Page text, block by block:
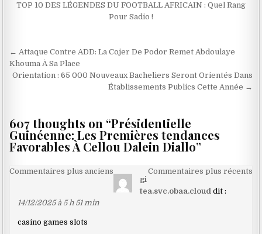
TOP 10 DES LÉGENDES DU FOOTBALL AFRICAIN : Quel Rang
Pour Sadio !
Navigation
de
← Attaque Contre ADD: La Cojer De Podor Remet Abdoulaye
Khouma À Sa Place
Orientation : 65 000 Nouveaux Bacheliers Seront Orientés Dans
Établissements Publics Cette Année →
607 thoughts on “Présidentielle
Guinéenne: Les Premières tendances
Favorables À Cellou Dalein Diallo”
Navigation
les
commentaires
Commentaires plus anciens
Commentaires plus récents
gi
tea.svc.obaa.cloud dit :
14/12/2025 à 5 h 51 min
casino games slots